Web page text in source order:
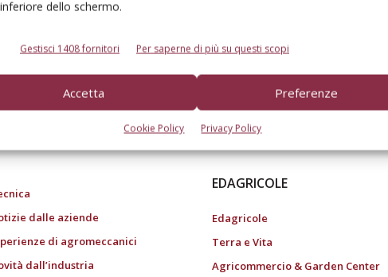
dello schermo.
Gestisci 1408 fornitori Per saperne di più su questi scopi
Accetta Preferenze
Cookie Policy Privacy Policy
dell’agricoltura
dalle aziende
di agromeccanici
dall’industria
EDAGRICOLE
Edagricole
Terra e Vita
Agricommercio & Garden Center